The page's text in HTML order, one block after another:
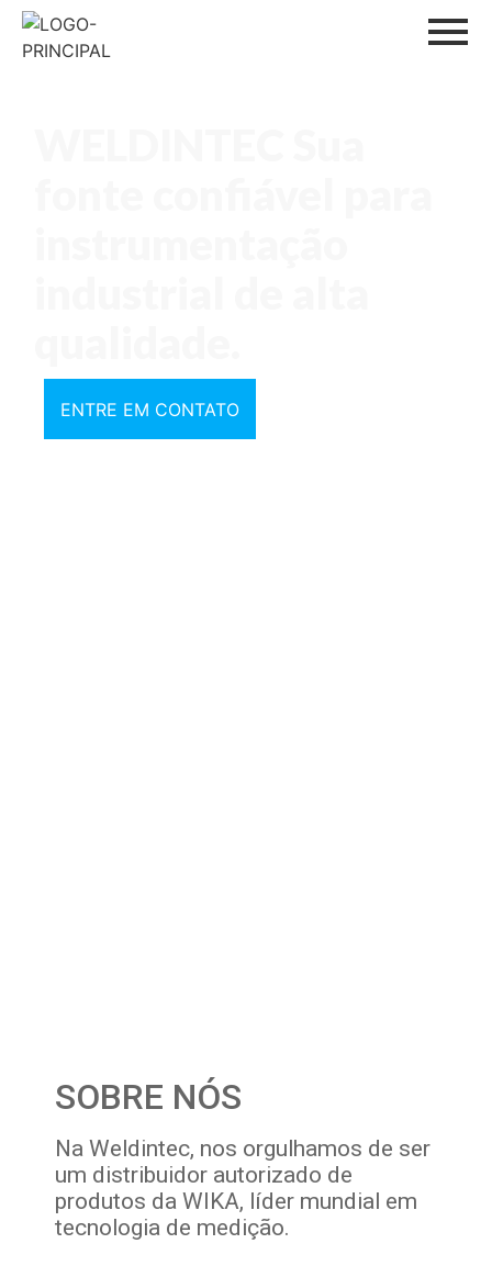
ENTRE EM CONTATO
SOBRE NÓS
Na Weldintec, nos orgulhamos de ser
um distribuidor autorizado de
produtos da WIKA, líder mundial em
tecnologia de medição.